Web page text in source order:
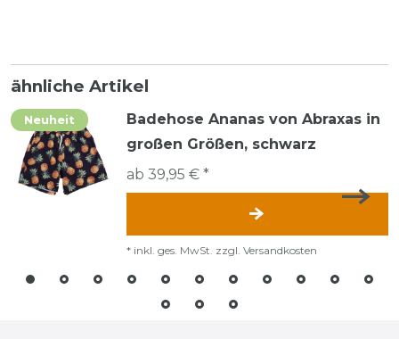
ähnliche Artikel
Neuheit
Badehose Ananas von Abraxas in
großen Größen, schwarz
ab 39,95 € *
* inkl. ges. MwSt. zzgl. Versandkosten